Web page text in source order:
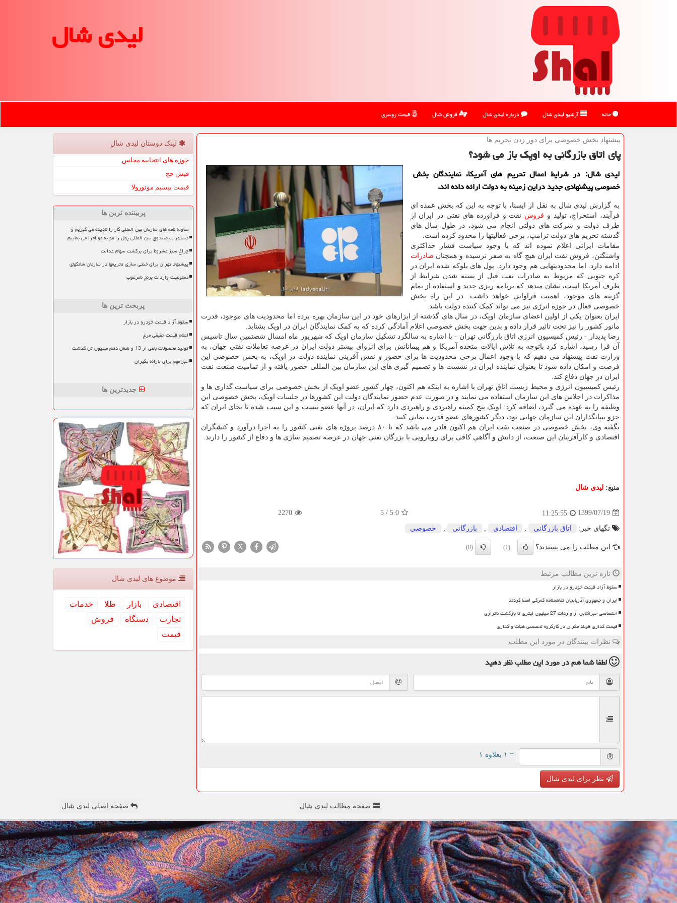
لیدی شال
خانه آرشیو لیدی شال درباره لیدی شال فروش شال قیمت روسری
پیشنهاد بخش خصوصی برای دور زدن تحریم ها
پای اتاق بازرگانی به اوپك باز می شود؟
لیدی شال: در شرایط اعمال تحریم های آمریكا، نمایندگان بخش
خصوصی پیشنهادی جدید دراین زمینه به دولت ارائه داده اند.
به گزارش لیدی شال به نقل از ایسنا، با توجه به این که بخش عمده ای
فرآیند، استخراج، تولید و فروش نفت و فراورده های نفتی در ایران از
طرف دولت و شرکت های دولتی انجام می شود، در طول سال های
گذشته تحریم های دولت ترامپ، برخی فعالیتها را محدود کرده است.
مقامات ایرانی اعلام نموده اند که با وجود سیاست فشار حداکثری
واشنگتن، فروش نفت ایران هیچ گاه به صفر نرسیده و همچنان صادرات
ادامه دارد. اما محدودیتهایی هم وجود دارد. پول های بلوکه شده ایران در
کره جنوبی که مربوط به صادرات نفت قبل از بسته شدن شرایط از
طرف آمریکا است، نشان میدهد که برنامه ریزی جدید و استفاده از تمام
گزینه های موجود، اهمیت فراوانی خواهد داشت. در این راه بخش
خصوصی فعال در حوزه انرژی نیز می تواند کمک کننده دولت باشد.
ایران بعنوان یکی از اولین اعضای سازمان اوپک، در سال های گذشته از ابزارهای خود در این سازمان بهره برده اما محدودیت های موجود، قدرت
مانور کشور را نیز تحت تاثیر قرار داده و بدین جهت بخش خصوصی اعلام آمادگی کرده که به کمک نمایندگان ایران در اوپک بشتابد.
رضا پدیدار - رئیس کمیسیون انرژی اتاق بازرگانی تهران - با اشاره به سالگرد تشکیل سازمان اوپک که شهریور ماه امسال شصتمین سال تاسیس
آن فرا رسید، اشاره کرد باتوجه به تلاش ایالات متحده آمریکا و هم پیمانانش برای انزوای بیشتر دولت ایران در عرصه تعاملات نفتی جهان، به
وزارت نفت پیشنهاد می دهیم که با وجود اعمال برخی محدودیت ها برای حضور و نقش آفرینی نماینده دولت در اوپک، به بخش خصوصی این
فرصت و امکان داده شود تا بعنوان نماینده ایران در نشست ها و تصمیم گیری های این سازمان بین المللی حضور یافته و از تمامیت صنعت نفت
ایران در جهان دفاع کند.
رئیس کمیسیون انرژی و محیط زیست اتاق تهران با اشاره به اینکه هم اکنون، چهار کشور عضو اوپک از بخش خصوصی برای سیاست گذاری ها و
مذاکرات در اجلاس های این سازمان استفاده می نمایند و در صورت عدم حضور نمایندگان دولت این کشورها در جلسات اوپک، بخش خصوصی این
وظیفه را به عهده می گیرد، اضافه کرد: اوپک پنج کمیته راهبردی و راهبردی دارد که ایران، در آنها عضو نیست و این سبب شده تا بجای ایران که
جزو بنیانگذاران این سازمان جهانی بود، دیگر کشورهای عضو قدرت نمایی کنند.
بگفته وی، بخش خصوصی در صنعت نفت ایران هم اکنون قادر می باشد که تا ۸۰ درصد پروژه های نفتی کشور را به اجرا درآورد و کنشگران
اقتصادی و کارآفرینان این صنعت، از دانش و آگاهی کافی برای رویارویی با بزرگان نفتی جهان در عرصه تصمیم سازی ها و دفاع از کشور را دارند.
منبع: لیدی شال
1399/07/19
11:25:55
5.0
/
5
2270
تگهای خبر: اتاق بازرگانی اقتصادی بازرگانی خصوصی
این مطلب را می پسندید؟ (1)
(0)
X
تازه ترین مطالب مرتبط
سقوط آزاد قیمت خودرو در بازار
ایران و جمهوری آذربایجان تفاهمنامه گمرکی امضا کردند
اختصاصی خبرآنلاین از واردات 27 میلیون لیتری تا بازگشت ناترازی
قیمت گذاری فولاد مکران در کارگروه تخصصی هیأت واگذاری
نظرات بینندگان در مورد این مطلب
لطفا شما همدر مورد این مطلبنظر دهید
= ۱ بعلاوه ۱
نظر برای لیدی شال
لینک دوستان لیدی شال
حوزه های انتخابیه مجلس
فیش حج
قیمت بیسیم موتورولا
پربیننده ترین ها
مقاوله نامه های سازمان بین المللی کار را نادیده می گیریم و
دستورات صندوق بین المللی پول را مو به مو اجرا می نماییم
چراغ سبز مشروط برای برگشت سهام عدالت
پیشنهاد تهران برای خنثی سازی تحریمها در سازمان شانگهای
ممنوعیت واردات برنج نامرغوب
پربحث ترین ها
سقوط آزاد قیمت خودرو در بازار
اعلام قیمت حقیقی مرغ
تولید محصولات باغی از 13 و شش دهم میلیون تن گذشت
خبر مهم برای یارانه بگیران
جدیدترین ها
موضوع های لیدی شال
اقتصادی بازار طلا
خدمات
تجارت
دستگاه
فروش
قیمت
صفحه مطالب لیدی شال صفحه اصلی لیدی شال